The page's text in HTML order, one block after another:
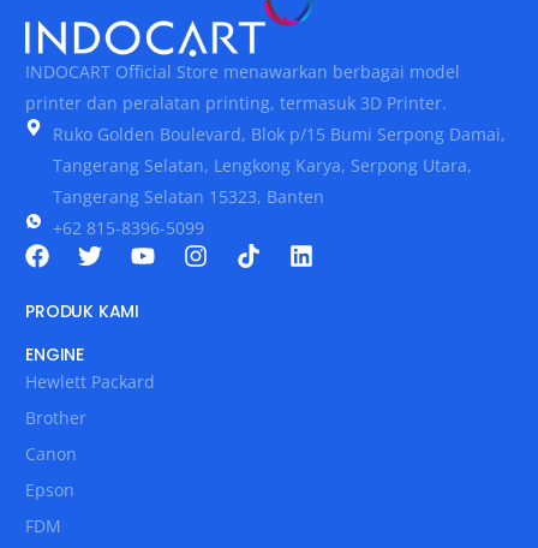
INDOCART Official Store menawarkan berbagai model
printer dan peralatan printing, termasuk 3D Printer.
Ruko Golden Boulevard, Blok p/15 Bumi Serpong Damai,
Tangerang Selatan, Lengkong Karya, Serpong Utara,
Tangerang Selatan 15323, Banten
+62 815-8396-5099
PRODUK KAMI
ENGINE
Hewlett Packard
Brother
Canon
Epson
FDM